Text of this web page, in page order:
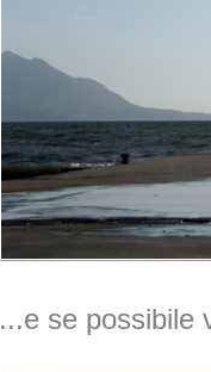
...e se possibile